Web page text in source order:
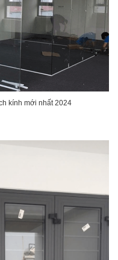
kính mới nhất 2024